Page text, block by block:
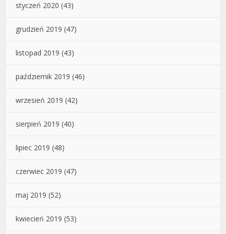
styczeń 2020 (43)
grudzień 2019 (47)
listopad 2019 (43)
październik 2019 (46)
wrzesień 2019 (42)
sierpień 2019 (40)
lipiec 2019 (48)
czerwiec 2019 (47)
maj 2019 (52)
kwiecień 2019 (53)